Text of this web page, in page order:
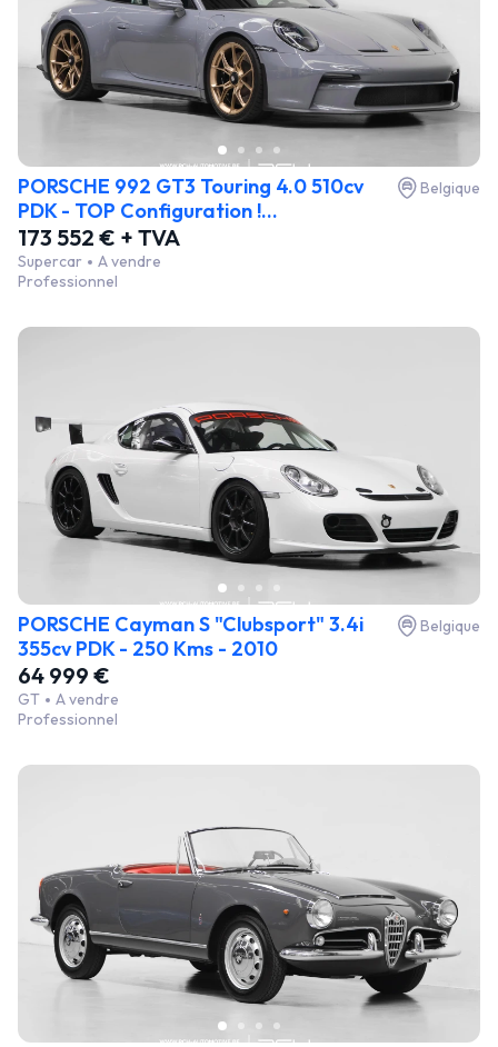
PORSCHE 992 GT3 Touring 4.0 510cv
PDK - TOP Configuration !...
Belgique
173 552 € + TVA
Supercar
A vendre
Professionnel
PORSCHE Cayman S "Clubsport" 3.4i
355cv PDK - 250 Kms - 2010
Belgique
64 999 €
GT
A vendre
Professionnel